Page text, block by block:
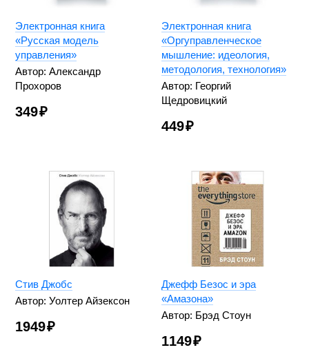
Электронная книга
«Русская модель
управления»
Автор: Александр
Прохоров
349₽
Электронная книга
«Оргуправленческое
мышление: идеология,
методология, технология»
Автор: Георгий
Щедровицкий
449₽
Стив Джобс
Автор: Уолтер Айзексон
1949₽
Джефф Безос и эра
«Амазона»
Автор: Брэд Стоун
1149₽